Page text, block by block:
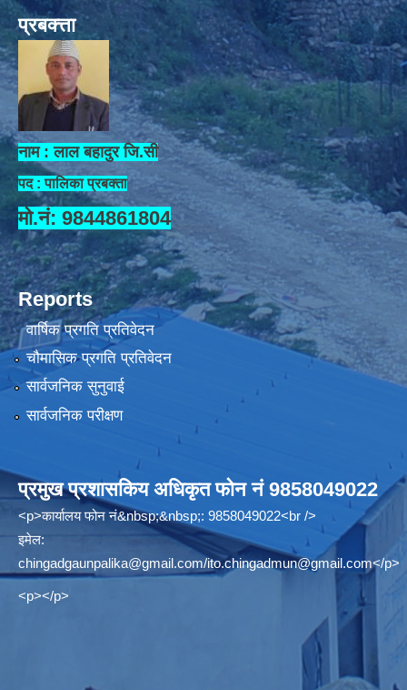
प्रबक्त्ता
नाम : लाल बहादुर जि.सी
पद : पालिका प्रबक्ता
मो.नं: 9844861804
Reports
वार्षिक प्रगति प्रतिवेदन
चौमासिक प्रगति प्रतिवेदन
सार्वजनिक सुनुवाई
सार्वजनिक परीक्षण
प्रमुख प्रशासकिय अधिकृत फोन नं 9858049022
<p>कार्यालय फोन नं&nbsp;&nbsp;: 9858049022<br />
इमेल:
chingadgaunpalika@gmail.com/ito.chingadmun@gmail.com</p>
<p></p>